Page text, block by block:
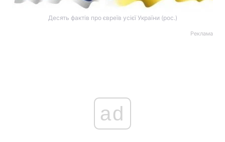
Десять фактів про євреїв усієї України (рос.)
Реклама
ad